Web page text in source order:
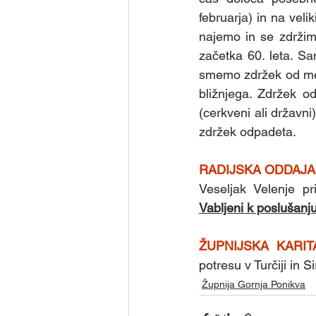
februarja) in na
najemo in se
začetka 60. leta.
smemo zdržek od
bližnjega. Zdržek
(cerkveni ali
zdržek odpadeta.
RADIJSKA
Veseljak Velenje
Vabljeni k
ŽUPNIJSKA
potresu v Turčiji in
Župnija Gornja Ponikva